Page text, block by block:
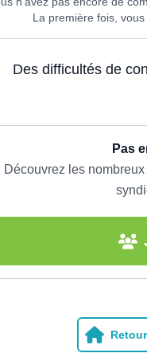
La première fois,
Des difficultés de
Pas
Découvrez les